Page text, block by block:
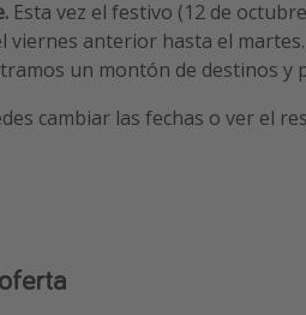
Esta vez el festivo (12 de
viernes anterior hasta el
un montón de destinos y
cambiar las fechas o ver el